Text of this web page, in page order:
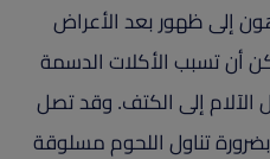
إلى ظهور بعد الأعراض
أن تسبب الأكلات الدسمة
إلى الكتف. وقد تصل
تناول اللحوم مسلوقة